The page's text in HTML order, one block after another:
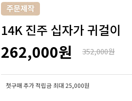
14K 진주 십자가 귀걸이
262,000원 352,000원
첫구매 추가 적립금 최대 25,000원